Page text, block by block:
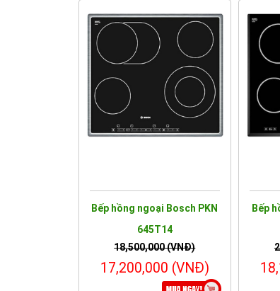
Bếp hồng ngoại Bosch PKN
645T14
18,500,000 (VNĐ)
17,200,000 (VNĐ)
Bếp